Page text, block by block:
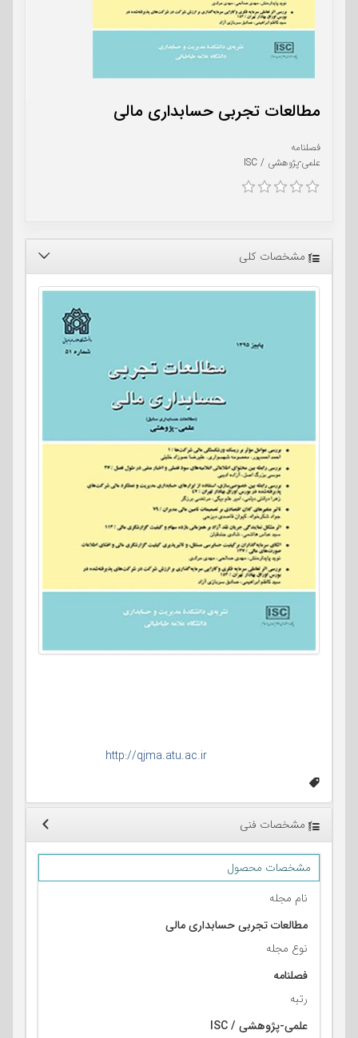
مطالعات تجربی حسابداری مالی
فصلنامه
علمی-پژوهشی / ISC
مشخصات کلی
http://qjma.atu.ac.ir
مشخصات فنی
مشخصات محصول
نام مجله
مطالعات تجربی حسابداری مالی
نوع مجله
فصلنامه
رتبه
علمی-پژوهشی / ISC